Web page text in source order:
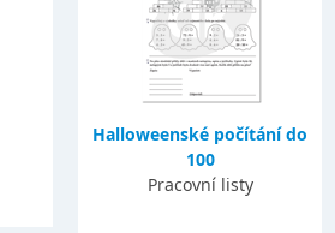
Halloweenské počítání do
100
Pracovní listy